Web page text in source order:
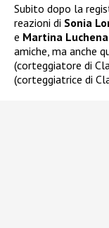
Subito dopo la
reazioni di Sonia
e Martina Luchena
amiche, ma anche
(corteggiatore di
(corteggiatrice di